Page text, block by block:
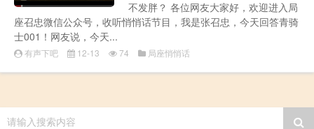
不发胖？ 各位网友大家好，欢迎进入局
座召忠微信公众号，收听悄悄话节目，我是张召忠，今天回答青骑
士001！网友说，今天...
有声下吧 12-13 74 局座悄悄话
请输入搜索内容